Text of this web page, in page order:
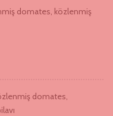
domates, közlenmiş
domates,